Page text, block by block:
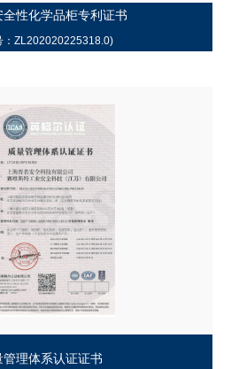
全性化学品柜专利证书
：ZL202020225318.0)
管理体系认证证书